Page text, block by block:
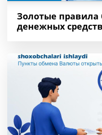
Золотые правила
денежных